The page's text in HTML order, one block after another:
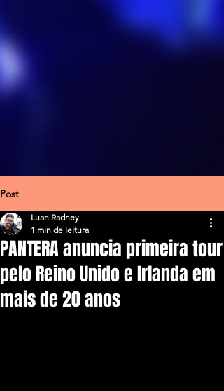
Post
PANTERA anuncia primeira tour
pelo Reino Unido e Irlanda em
mais de 20 anos
Luan Radney
1 min de leitura